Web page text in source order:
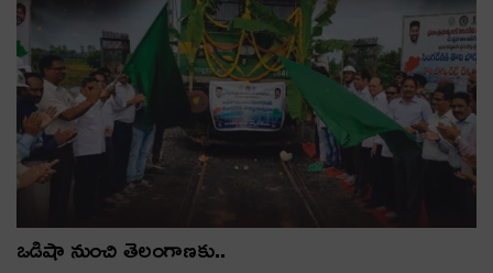
ఒడిషా నుంచి తెలంగాణ‌కు..